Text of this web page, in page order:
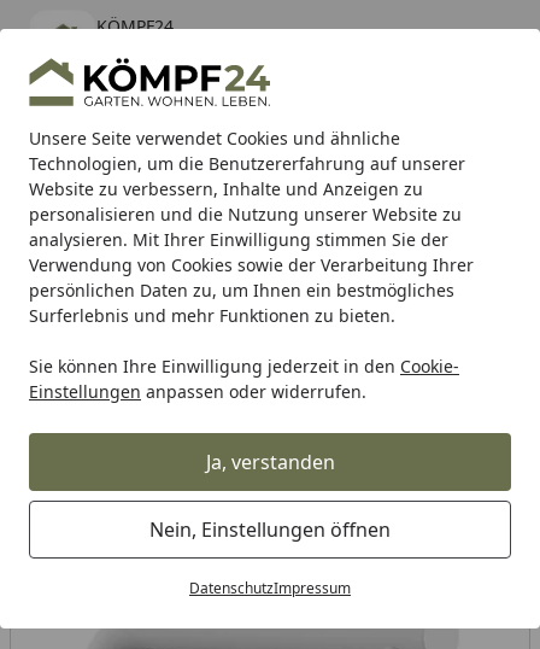
Unsere Seite verwendet Cookies und ähnliche
Technologien, um die Benutzererfahrung auf unserer
Website zu verbessern, Inhalte und Anzeigen zu
personalisieren und die Nutzung unserer Website zu
analysieren. Mit Ihrer Einwilligung stimmen Sie der
Verwendung von Cookies sowie der Verarbeitung Ihrer
persönlichen Daten zu, um Ihnen ein bestmögliches
Surferlebnis und mehr Funktionen zu bieten.
Sie können Ihre Einwilligung jederzeit in den Cookie-
Einstellungen anpassen oder widerrufen.
Ja, verstanden
Nein, Einstellungen öffnen
DatenschutzImpressum
KÖMPF24
kostenlos - Im App Store
Hotline
Alle Produkte
Mein Konto
Suchen
Karibu Pools inkl. gratis Sandfilteranlage & Pool-
Starterset (Gesamtwert bis 468,99€)
Startseite
Vizio Vorfensterarmatur Wasserhahn Vorfenster
Wasserhahn Vorfenster
Küchenarmatur, Umklappbar 6 CM,
mit 360° schwenkbarem L- Auslauf,
Verchromt / Weiß Granit